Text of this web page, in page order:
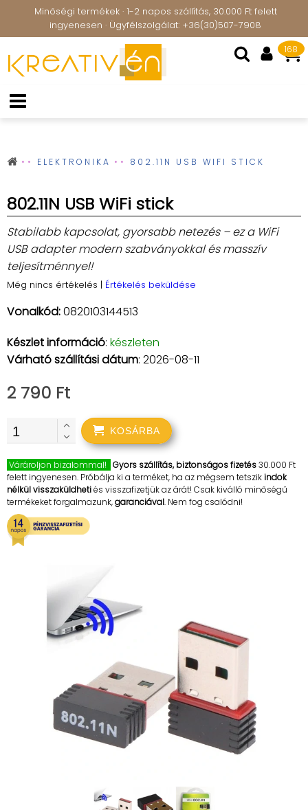
Minőségi termékek · 1-2 napos szállítás, 30.000 Ft felett
ingyenesen · Ügyfélszolgálat: +36(30)507-7908
168
ELEKTRONIKA 802.11N USB WIFI STICK
802.11N USB WiFi stick
Stabilabb kapcsolat, gyorsabb netezés – ez a WiFi
USB adapter modern szabványokkal és masszív
teljesítménnyel!
Még nincs értékelés | Értékelés beküldése
Vonalkód:0820103144513
Készlet információ: készleten
Várható szállítási dátum: 2026-08-11
2 790 Ft
KOSÁRBA
Várároljon bizalommal! Gyors szállítás, biztonságos fizetés30.000 Ft
felett ingyenesen. Próbálja ki a terméket, ha az mégsem tetszikindok
nélkül visszaküldhetiés visszafizetjük az árát! Csak kiválló minőségű
termékeket forgalmazunk,garanciával. Nem fog csalódni!